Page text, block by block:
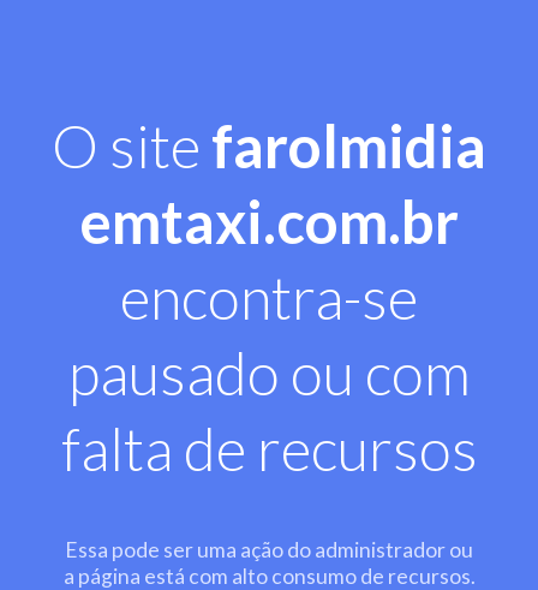
O site farolmidia
emtaxi.com.br
encontra-se
pausado ou com
falta de recursos
Essa pode ser uma ação do administrador ou
a página está com alto consumo de recursos.